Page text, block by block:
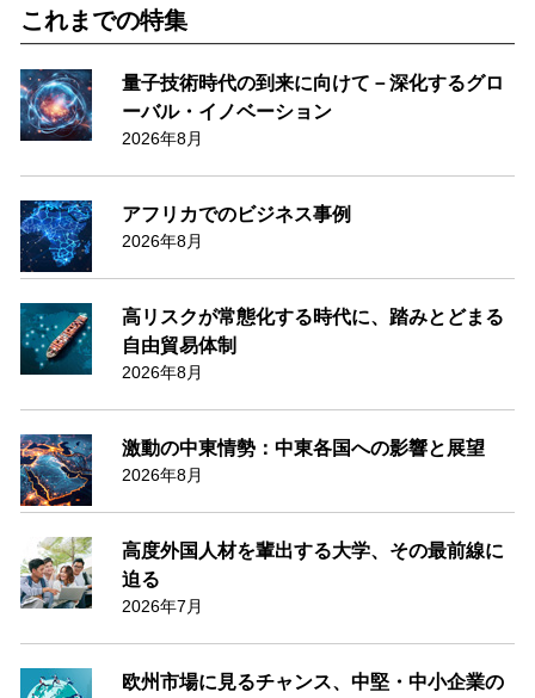
これまでの特集
量子技術時代の到来に向けて－深化するグロ
ーバル・イノベーション
2026年8月
アフリカでのビジネス事例
2026年8月
高リスクが常態化する時代に、踏みとどまる
自由貿易体制
2026年8月
激動の中東情勢：中東各国への影響と展望
2026年8月
高度外国人材を輩出する大学、その最前線に
迫る
2026年7月
欧州市場に見るチャンス、中堅・中小企業の